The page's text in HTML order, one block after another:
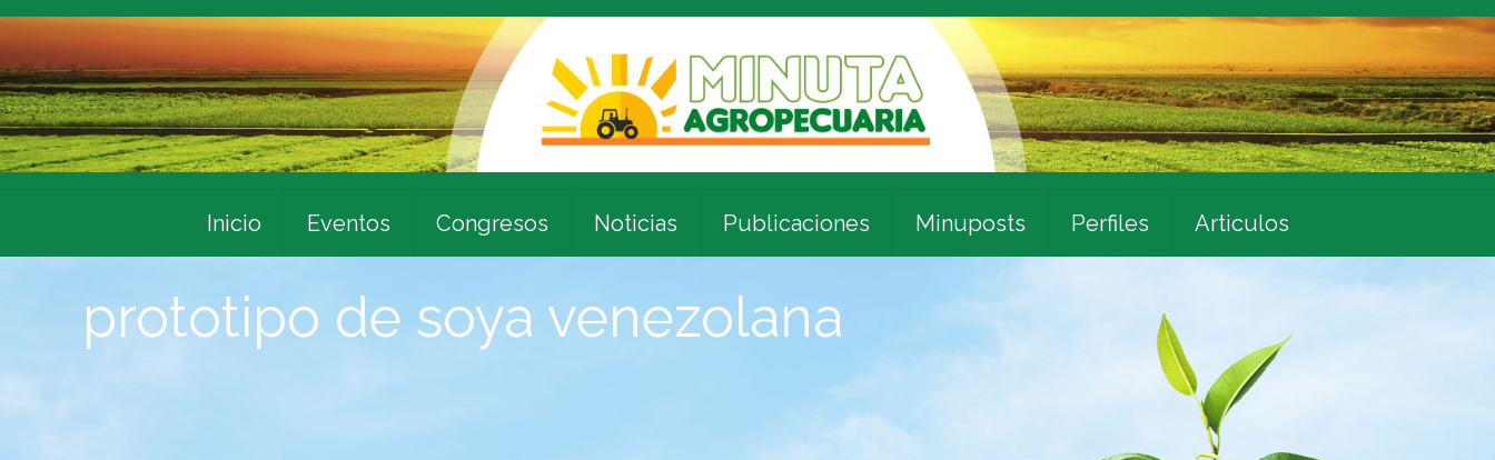
Inicio Eventos Congresos Noticias Publicaciones Minuposts Perfiles Articulos
prototipo de soya venezolana